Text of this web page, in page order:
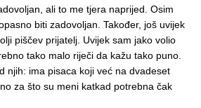
ali to me tjera naprijed. Osim
biti zadovoljan. Također, još uvijek
piščev prijatelj. Uvijek sam jako volio
tako malo riječi da kažu tako puno.
njih: ima pisaca koji već na dvadeset
za što su meni katkad potrebna čak